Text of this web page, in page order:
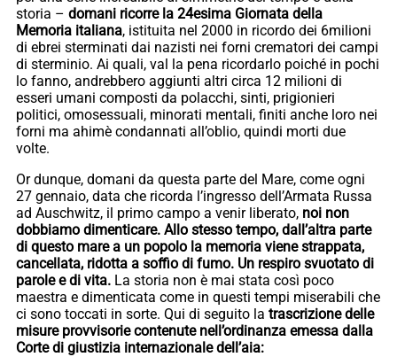
storia – domani ricorre la 24esima Giornata della
Memoria italiana, istituita nel 2000 in ricordo dei 6milioni
di ebrei sterminati dai nazisti nei forni crematori dei campi
di sterminio. Ai quali, val la pena ricordarlo poiché in pochi
lo fanno, andrebbero aggiunti altri circa 12 milioni di
esseri umani composti da polacchi, sinti, prigionieri
politici, omosessuali, minorati mentali, finiti anche loro nei
forni ma ahimè condannati all’oblio, quindi morti due
volte.
Or dunque, domani da questa parte del Mare, come ogni
27 gennaio, data che ricorda l’ingresso dell’Armata Russa
ad Auschwitz, il primo campo a venir liberato, noi non
dobbiamo dimenticare. Allo stesso tempo, dall’altra parte
di questo mare a un popolo la memoria viene strappata,
cancellata, ridotta a soffio di fumo. Un respiro svuotato di
parole e di vita. La storia non è mai stata così poco
maestra e dimenticata come in questi tempi miserabili che
ci sono toccati in sorte. Qui di seguito la trascrizione delle
misure provvisorie contenute nell’ordinanza emessa dalla
Corte di giustizia internazionale dell’aia: